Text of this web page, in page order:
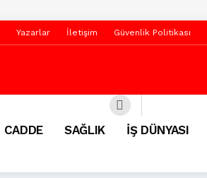
Yazarlar İletişim Güvenlik Politikası
CADDE SAĞLIK İŞ DÜNYASI